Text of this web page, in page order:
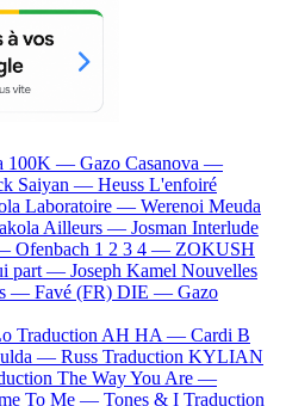
100K — Gazo Casanova —
Saiyan — Heuss L'enfoiré
Laboratoire — Werenoi Meuda
Ailleurs — Josman Interlude
Ofenbach 1 2 3 4 — ZOKUSH
part — Joseph Kamel Nouvelles
— Favé (FR) DIE — Gazo
Traduction AH HA — Cardi B
— Russ Traduction KYLIAN
The Way You Are —
To Me — Tones & I Traduction